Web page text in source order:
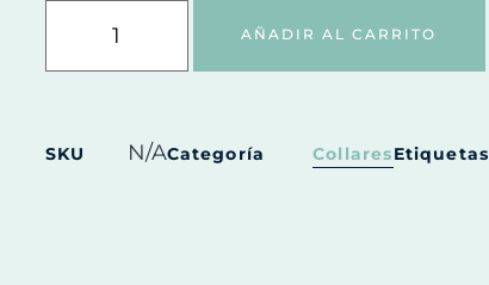
AÑADIR AL CARRITO
SKU N/ACategoría CollaresEtiquetas